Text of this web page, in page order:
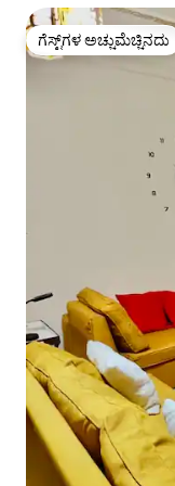
ಗೆಸ್ಟ್‌ಗಳ ಅಚ್ಚುಮೆಚ್ಚಿನದು
ಗೆಸ್ಟ್‌ಗಳ ಅಚ್ಚುಮೆಚ್ಚಿನದು